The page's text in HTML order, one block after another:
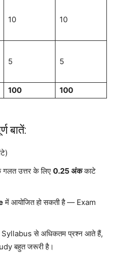
10 10
5 5
100 100
बातें:
गलत उत्तर के लिए 0.25 अंककाटे
में आयोजित हो सकती है — Exam
से अधिकतम प्रश्न आते हैं,
बहुत जरूरी है।